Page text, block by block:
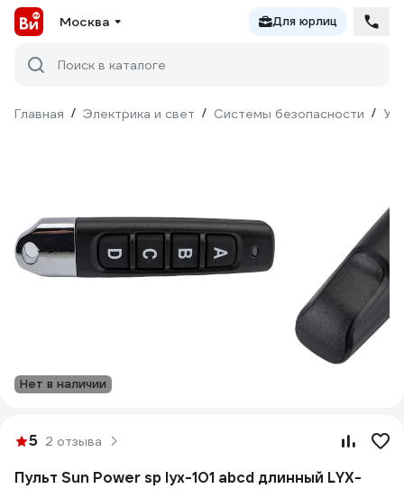
Москва Для юрлиц
Поиск в каталоге
Главная / Электрика и свет / Системы безопасности /
Нет в наличии
5 2 отзыва
Пульт Sun Power sp lyx-101 abcd длинный LYX-